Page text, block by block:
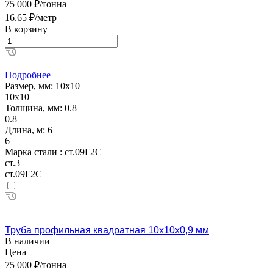
75 000 ₽/тонна
16.65 ₽/метр
В корзину
Подробнее
Размер, мм: 10х10
10х10
Толщина, мм: 0.8
0.8
Длина, м: 6
6
Марка стали : ст.09Г2С
ст.3
ст.09Г2С
Труба профильная квадратная 10х10х0,9 мм
В наличии
Цена
75 000 ₽/тонна